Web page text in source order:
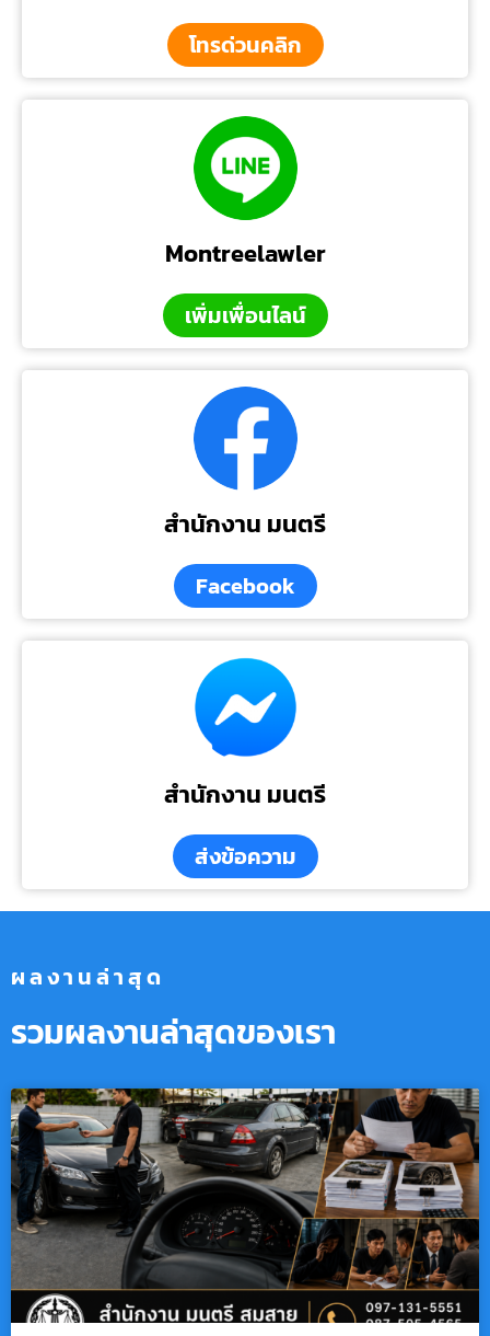
โทรด่วนคลิก
Montreelawler
เพิ่มเพื่อนไลน์
สำนักงาน มนตรี
Facebook
สำนักงาน มนตรี
ส่งข้อความ
ผลงานล่าสุด
รวมผลงานล่าสุดของเรา